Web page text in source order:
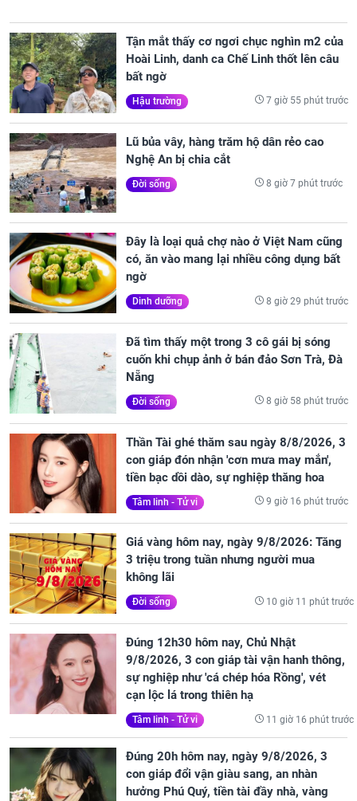
Tận mắt thấy cơ ngơi chục nghìn m2 của
Hoài Linh, danh ca Chế Linh thốt lên câu
bất ngờ
Hậu trường 7 giờ 55 phút trước
Lũ bủa vây, hàng trăm hộ dân rẻo cao
Nghệ An bị chia cắt
Đời sống 8 giờ 7 phút trước
Đây là loại quả chợ nào ở Việt Nam cũng
có, ăn vào mang lại nhiều công dụng bất
ngờ
Dinh dưỡng 8 giờ 29 phút trước
Đã tìm thấy một trong 3 cô gái bị sóng
cuốn khi chụp ảnh ở bán đảo Sơn Trà, Đà
Nẵng
Đời sống 8 giờ 58 phút trước
Thần Tài ghé thăm sau ngày 8/8/2026, 3
con giáp đón nhận 'cơn mưa may mắn',
tiền bạc dồi dào, sự nghiệp thăng hoa
Tâm linh - Tử vi 9 giờ 16 phút trước
Giá vàng hôm nay, ngày 9/8/2026: Tăng
3 triệu trong tuần nhưng người mua
không lãi
Đời sống 10 giờ 11 phút trước
Đúng 12h30 hôm nay, Chủ Nhật
9/8/2026, 3 con giáp tài vận hanh thông,
sự nghiệp như 'cá chép hóa Rồng', vét
cạn lộc lá trong thiên hạ
Tâm linh - Tử vi 11 giờ 16 phút trước
Đúng 20h hôm nay, ngày 9/8/2026, 3
con giáp đổi vận giàu sang, an nhàn
hưởng Phú Quý, tiền tài đầy nhà, vàng